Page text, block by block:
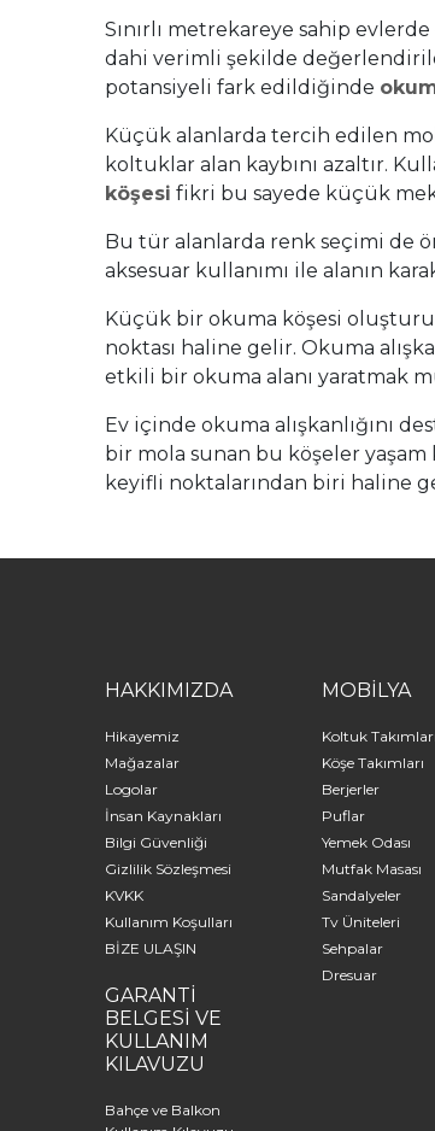
Sınırlı metrekareye sahip
dahi verimli şekilde
potansiyeli fark edildiğinde
Küçük alanlarda tercih edilen
koltuklar alan kaybını azaltır.
köşesi fikri bu sayede küçük
Bu tür alanlarda renk seçimi de
aksesuar kullanımı ile alanın
Küçük bir okuma köşesi
noktası haline gelir. Okuma
etkili bir okuma alanı yaratmak
Ev içinde okuma alışkanlığını
bir mola sunan bu köşeler
keyifli noktalarından biri haline
HAKKIMIZDA
Hikayemiz
Mağazalar
Logolar
İnsan Kaynakları
Bilgi Güvenliği
Gizlilik Sözleşmesi
KVKK
Kullanım Koşulları
BİZE ULAŞIN
GARANTİ
BELGESİ VE
KULLANIM
KILAVUZU
Bahçe ve Balkon
MOBİLYA
Koltuk Takımları
Köşe Takımları
Berjerler
Puflar
Yemek Odası
Mutfak Masası
Sandalyeler
Tv Üniteleri
Sehpalar
Dresuar